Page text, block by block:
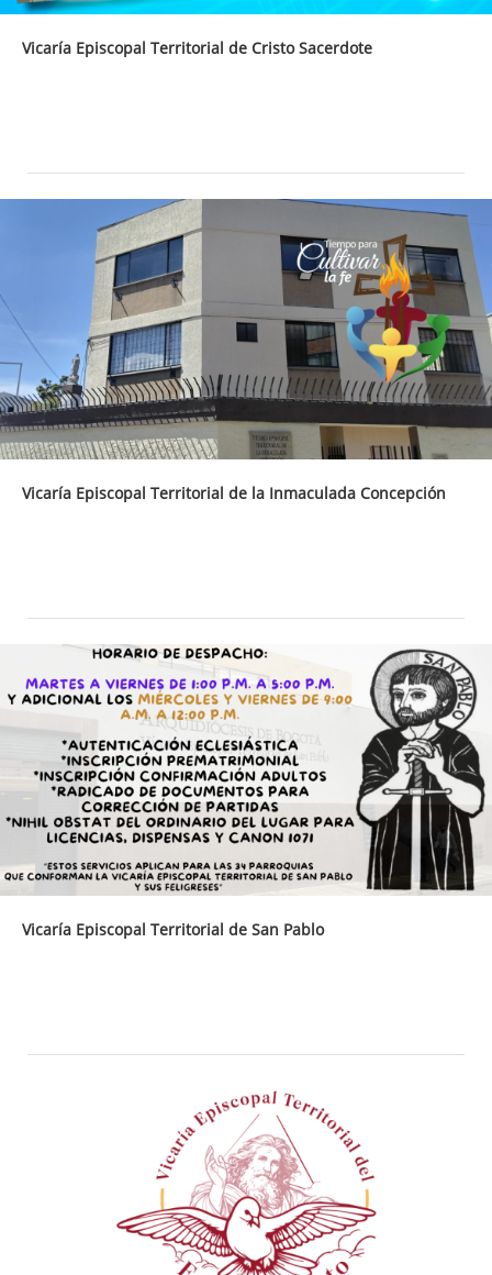
Vicaría Episcopal Territorial de Cristo Sacerdote
Vicaría Episcopal Territorial de la Inmaculada Concepción
Vicaría Episcopal Territorial de San Pablo